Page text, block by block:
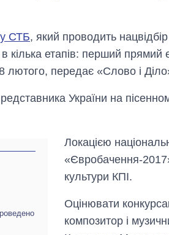
СТБ, який проводить
кілька етапів: перший прямий
лютого, передає «Слово і
України на
Локацією
«Євробачення-
культури КПІ.
Оцінювати
композитор і